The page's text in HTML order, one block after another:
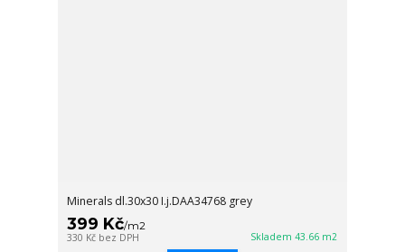
Minerals dl.30x30 I.j.DAA34768 grey
399 Kč/m2
330 Kč bez DPH Skladem 43.66 m2